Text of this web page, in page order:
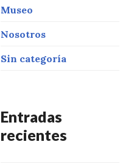
Museo
Nosotros
Sin categoría
Entradas
recientes